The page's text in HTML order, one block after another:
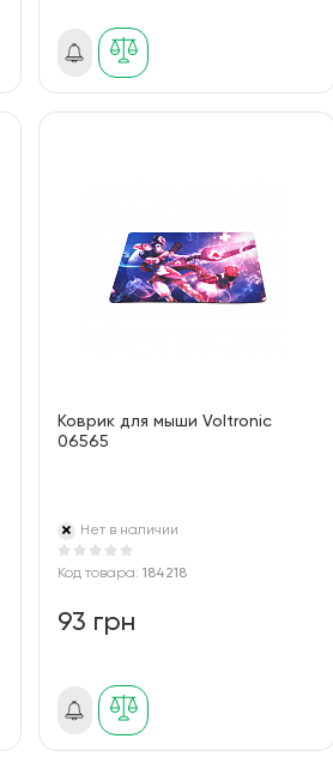
Коврик для мыши Voltronic
06565
Нет в наличии
Код товара: 184218
93 грн